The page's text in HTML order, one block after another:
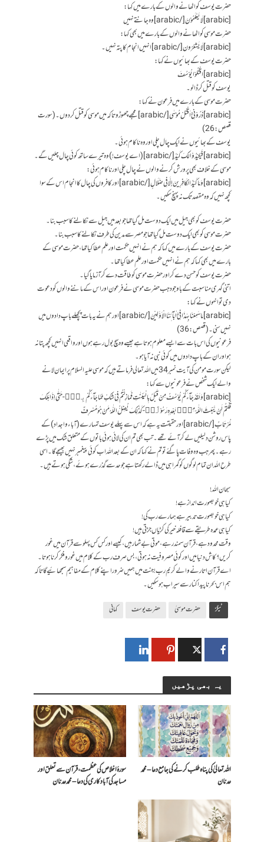
حضرت یوسف کو اٹھانے والوں کے بارے میں کہا:
[arabic]لَا یَعْلَمُوْنَ[/arabic] وہ جانتے نہیں
حضرت موسی کو اٹھانے والوں کے بارے میں بھی کہا:
[arabic]لَا یَشعُرُون[/arabic] انہیں انجام کا پتہ نہیں۔
حضرت یوسف کے بھائیوں نے کہا:
[arabic]اقْتُلُوْا یُوْسُفَ
یوسف کو قتل کر ڈالو۔
حضرت موسی کے بارے میں فرعون نے کہا:
[arabic]ذَرُوْنِیْۤ اَقْتُلْ مُوْسٰى[/arabic] مجھے چھوڑو تاکہ میں موسی کو قتل کر دوں۔ (سورت
قصص:26)
یوسف کے بھائیوں نے ایک چال چلی اور وہ ناکام ہوئی ۔
[arabic]فَیَكِیْدُوْا لَكَ كَیْدً[/arabic] (اے یوسف!) وہ تیرے ساتھ کوئی چال چلیں گے۔
موسی کے خلاف بھی پرورش کرنے والوں نے چال چلی اور ناکام ہوئی:
[arabic]وَمَا كَيْدُ الْكَافِرِينَ إِلَّا فِي ضَلَالٍ[/arabic] اور کافروں کی چال کا انجام اس کے سوا
کچھ نہیں کہ وہ مقصد تک نہ پہنچ سکیں۔
حضرت یوسف کو بھی جیل میں ایک دوست مل گیا تھا جو بعد میں جیل سے نکالنے کا سبب بنا۔
حضرت موسی کو بھی ایک دوست مل گیا تھا جو مصر سے مدین کی طرف نکالنے کا سبب بنا۔
حضرت یوسف کے بارے میں کہا کہ ہم نے انہیں حکمت اور علم عطا کیا تھا، حضرت موسی کے
بارے میں بھی کہا کہ ہم نے انہیں حکمت اور علم عطا کیا تھا۔
حضرت یوسف کو حسن دے کر اور حضرت موسی کو طاقت دے کر آزمایا گیا۔
اتنی گہری مناسبت کے باوجود جب حضرت موسی نے فرعون اور اس کے ماننے والوں کو دعوت
دی تو انہوں نے کہا:
[arabic]مَا سَمِعْنَا بِهٰذَا فِیْۤ اٰبَآئِنَا الْاَوَّلِیْنَ[/arabic] اور ہم نے یہ بات پچھلے باپ دادوں میں
نہیں سنی۔ (قصص: 36)
فرعونیوں کی اس بات سے ایسے معلوم ہوتا ہے جیسے وہ سچ بول رہے ہوں اور واقعی انہیں کچھ پتا نہ
ہو اور ان کے باپ دادوں میں کوئی نبی نہ آیا ہو۔
لیکن سورت مومن کی آیت نمبر 34 میں اللہ تعالی فرماتے ہیں کہ موسی علیہ السلام پر ایمان لانے
والے ایک شخص نے فرعونیوں سے کہا:
[arabic]وَ لَقَدْ جَآءَكُمْ یُوْسُفُ مِنْ قَبْلُ بِالْبَیِّنٰتِ فَمَا زِلْتُمْ فِیْ شَكٍّ مِّمَّا جَآءَكُمْ بِهٖؕ-حَتّٰۤى اِذَا هَلَكَ
قُلْتُمْ لَنْ یَّبْعَثَ اللّٰهُ مِنْۢ بَعْدِهٖ رَسُوْلًاؕ-كَذٰلِكَ یُضِلُّ اللّٰهُ مَنْ هُوَ مُسْرِفٌ
مُّرْتَابُ[/arabic] اور حقیقت یہ ہے کہ اس سے پہلے یوسف تمہارے(آباء و اجداد) کے
پاس روشن دلیلیں لے کر آئے تھے۔ تب بھی تم ان کی لائی ہوئی باتوں کے متعلق شک میں پڑے
رہے۔ پھر جب وہ وفات پا گئے تو تم نے کہا کہ ان کے بعد اللہ اب کوئی پیغمبر نہیں بھیجے گا۔ اسی
طرح اللہ ان تمام لوگوں کو گمراہی میں ڈالے رکھتا ہے جو حد سے گذرے ہوئے، شکی ہوتے ہیں۔
سبحان اللہ !
کیا ہی خوبصورت انداز ہے!
کیا ہی خوبصورت تدبیر ہے ہمارے رب کی!
کیا ہی عمدہ طریقے سے قافلہ خیر کی کڑیاں جڑتی ہیں!
وقت محدود ہے، قرآن سمندر ہے، موتی بے شمار ہیں، کیسے اور کس کس پہلو سے قرآن میں غور
کریں؟ کاش دنیا میں اور کوئی مصروفیت نہ ہوتی، بس صرف رب کے کلام میں غور و فکر کرنا ہوتا۔
اے قرآن اتارنے والے کریم رب! جنت میں ہمیں ضرور اپنے کلام کے مفاہیم سمجھائیے گا تاکہ
ہم اس بحر ناپیدا کنار سے سیراب ہو سکیں۔
ٹیگز حضرت موسیٰ حضرت یوسف کہانی
یہ بھی پڑھیں
اللہ تعالیٰ کی پناہ طلب کرنے کی جامع دعا – محمد
عدنان
سورۂ اخلاص کی عظمت، قرآن سے تعلق اور
مساجد کی آبادکاری کی دعا – محمد عدنان